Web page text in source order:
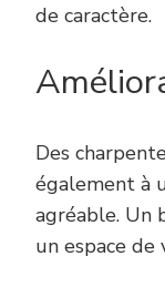
de caractère.
Des
également à
agréable. Un
un espace